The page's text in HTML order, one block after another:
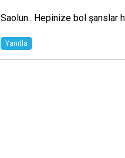
Saolun.. Hepinize bol şanslar
Yanıtla